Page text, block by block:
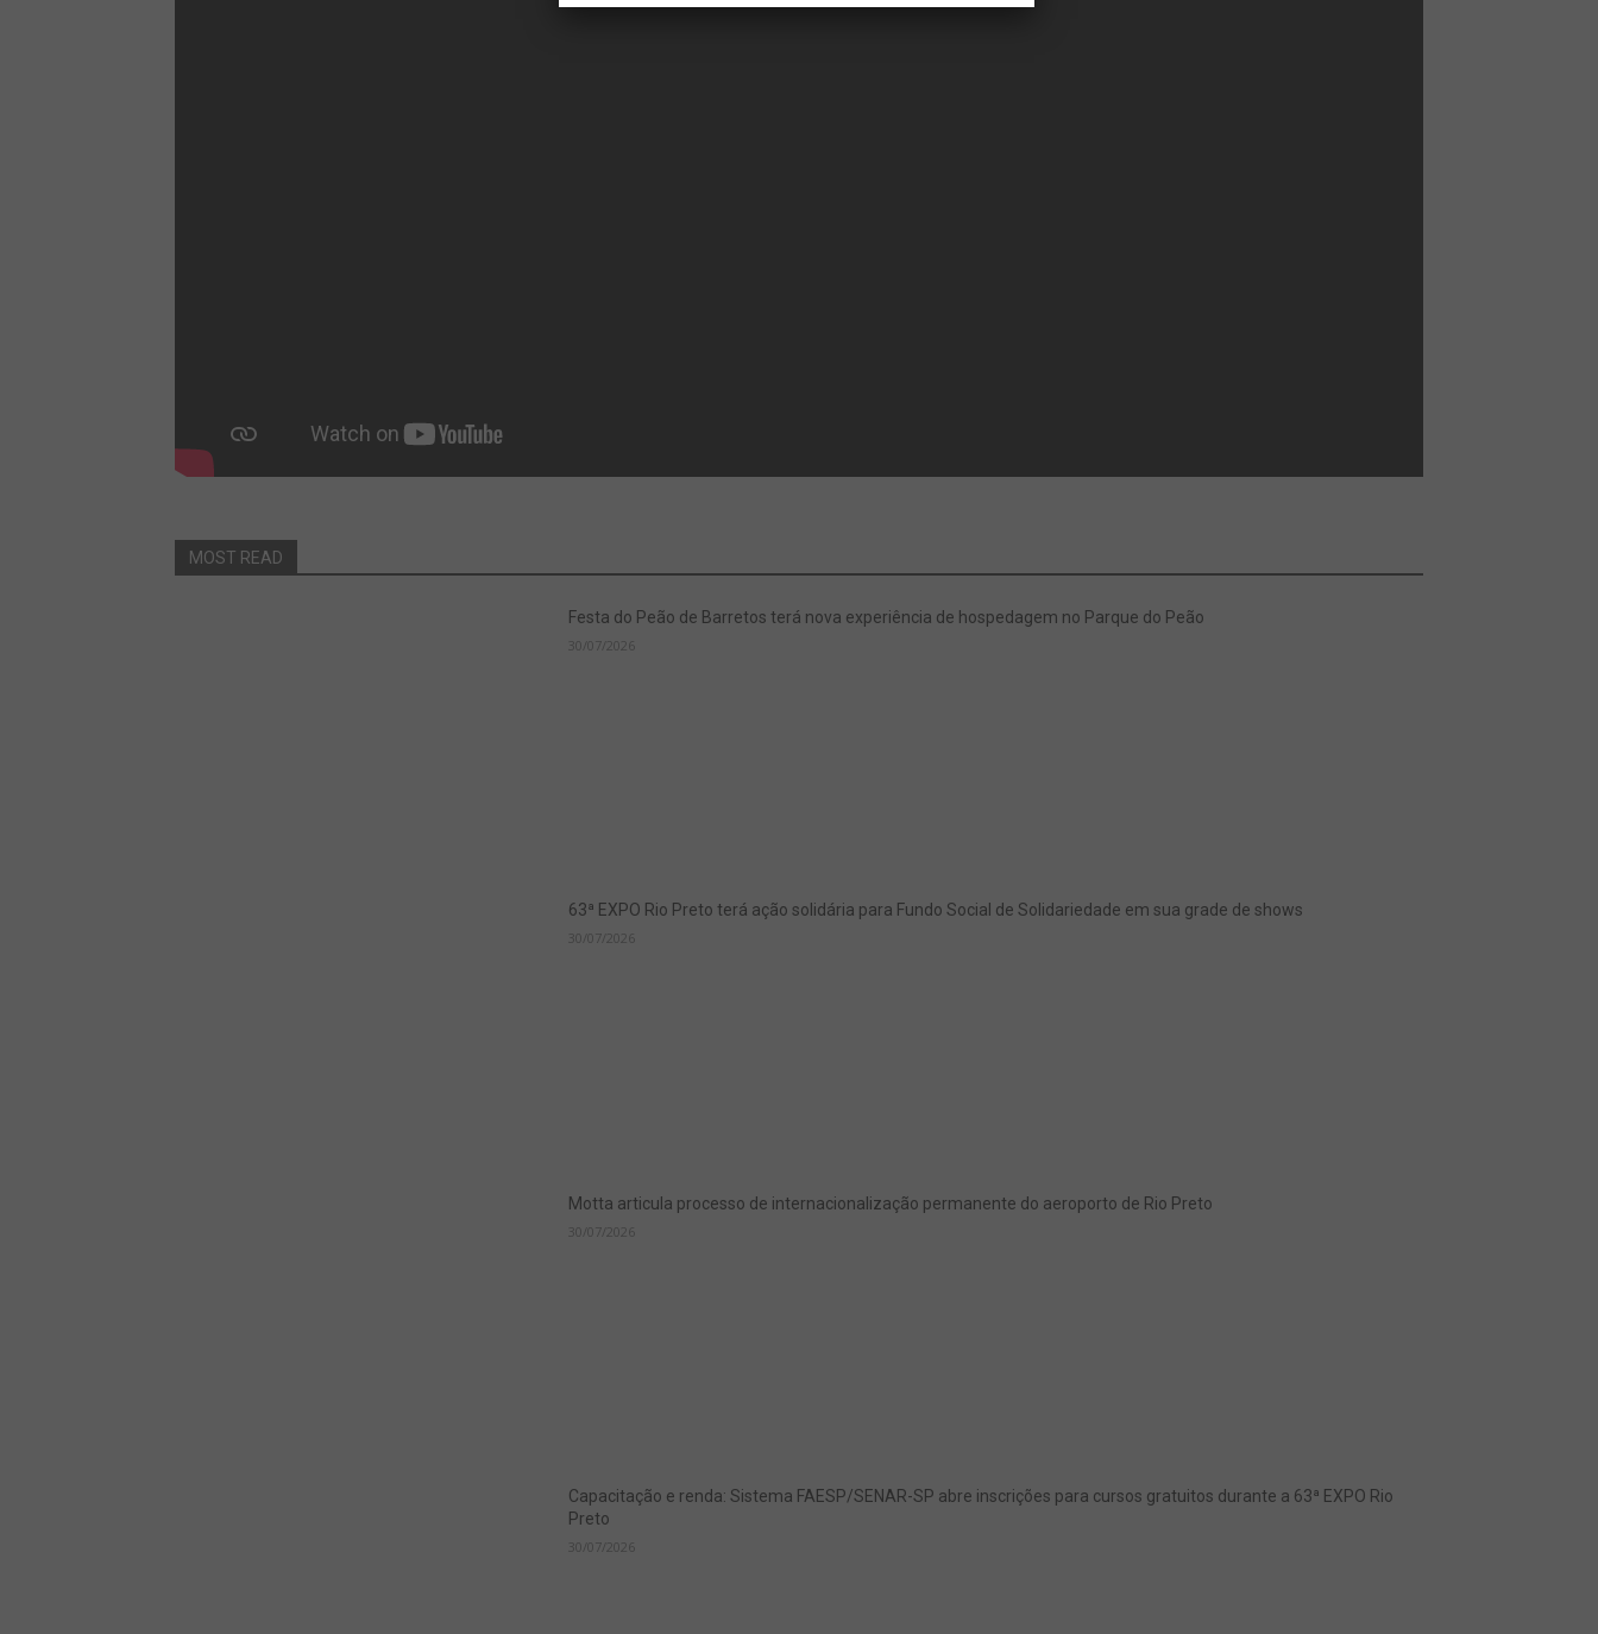
MOST READ
Festa do Peão de Barretos terá nova experiência de hospedagem no Parque do Peão
30/07/2026
63ª EXPO Rio Preto terá ação solidária para Fundo Social de Solidariedade em sua grade de shows
30/07/2026
Motta articula processo de internacionalização permanente do aeroporto de Rio Preto
30/07/2026
Capacitação e renda: Sistema FAESP/SENAR-SP abre inscrições para cursos gratuitos durante a 63ª EXPO Rio
Preto
30/07/2026